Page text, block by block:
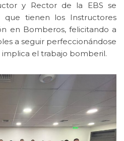
y Rector de la EBS se
tienen los Instructores
en Bomberos, felicitando a
a seguir perfeccionándose
implica el trabajo bomberil.